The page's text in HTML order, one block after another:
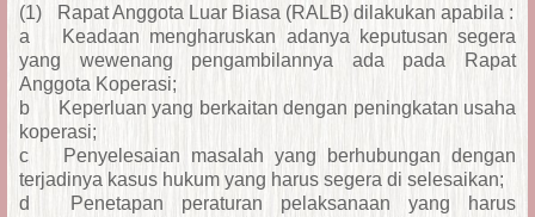
(1)
Rapat Anggota Luar Biasa (RALB) dilakukan apabila :
a
Keadaan mengharuskan adanya keputusan segera
yang wewenang pengambilannya ada pada Rapat
Anggota Koperasi;
b
Keperluan yang berkaitan dengan peningkatan usaha
koperasi;
c
Penyelesaian masalah yang berhubungan dengan
terjadinya kasus hukum yang harus segera di selesaikan;
d
Penetapan peraturan pelaksanaan yang harus